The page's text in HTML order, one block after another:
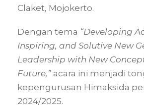
Claket, Mojokerto.
Dengan tema “Developing
Inspiring, and Solutive New
Leadership with New
Future,” acara ini menjadi
kepengurusan Himaksida
2024/2025.